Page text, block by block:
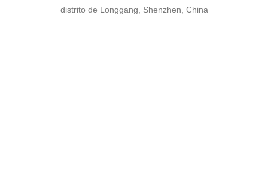
distrito de Longgang, Shenzhen, China